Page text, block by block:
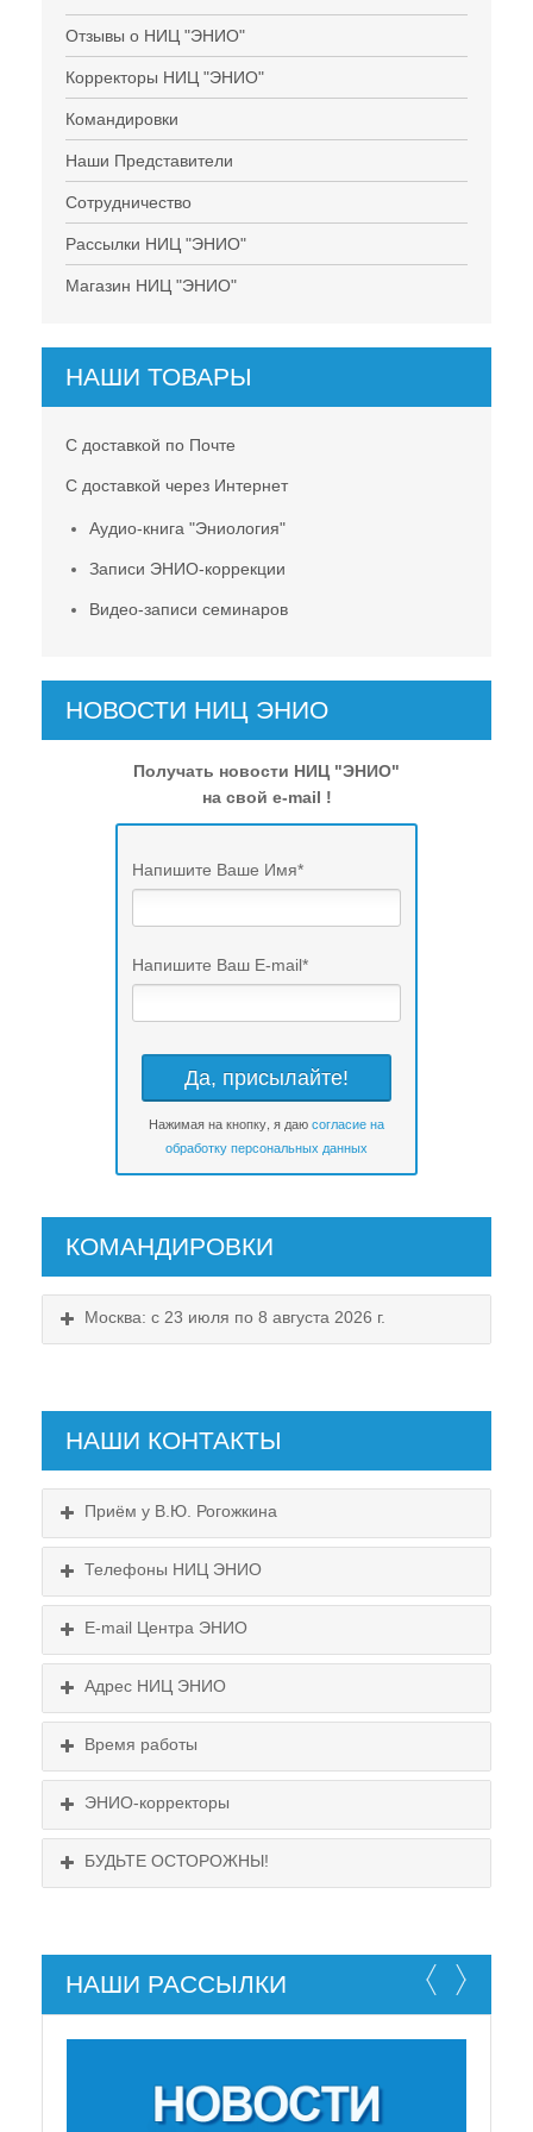
Отзывы о НИЦ "ЭНИО"
Корректоры НИЦ "ЭНИО"
Командировки
Наши Представители
Сотрудничество
Рассылки НИЦ "ЭНИО"
Магазин НИЦ "ЭНИО"
НАШИ ТОВАРЫ
С доставкой по Почте
С доставкой через Интернет
Аудио-книга "Эниология"
Записи ЭНИО-коррекции
Видео-записи семинаров
НОВОСТИ НИЦ ЭНИО
Получать новости НИЦ "ЭНИО"
на свой e-mail !
Напишите Ваше Имя*
Напишите Ваш E-mail*
Нажимая на кнопку, я даюсогласие на
обработку персональных данных
КОМАНДИРОВКИ
Москва: с 23 июля по 8 августа 2026 г.
Схема проезда
Выходные:
НАШИ КОНТАКТЫ
Приём у В.Ю. Рогожкина
Телефоны НИЦ ЭНИО
E-mail Центра ЭНИО
Адрес НИЦ ЭНИО
Время работы
ЭНИО-корректоры
БУДЬТЕ ОСТОРОЖНЫ!
НАШИ РАССЫЛКИ